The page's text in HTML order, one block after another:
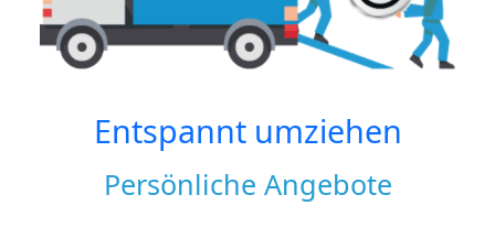
Entspannt umziehen
Persönliche Angebote